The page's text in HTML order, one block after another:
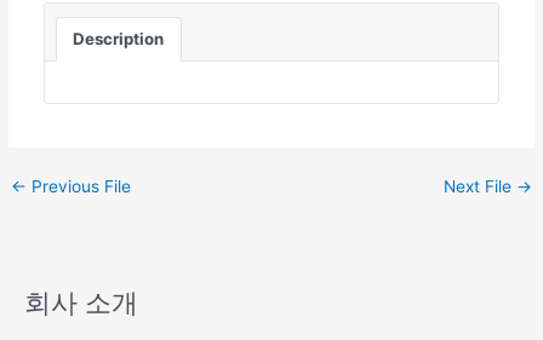
Description
← Previous File Next File →
회사 소개